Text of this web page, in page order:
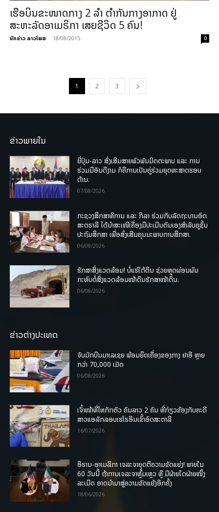
ເຮືອບິນຂະໜາດກາງ 2 ລຳ ຕຳກັນກາງອາກາດ ຢູ່
ສະຫະລັດອາເມຣິກາ ເສຍຊີວິດ 5 ຄົນ!
ນັກຂ່າວ ລາວໂພສ - 18/08/2015 0
1 2 3
ຂ່າວພາຍໃນ
ຍີ່ປຸ່ນ-ລາວ ສົ່ງເສີມສາຍພົວພັນມິດຕະພາບ ແລະ ການ
ຮ່ວມມືອັນດີງາມ ກໍຄືການເປັນຄູ່ຮ່ວມຍຸດທະສາດຮອບ
ດ້ານ.
07/08/2026
ກະຊວງສຶກສາທິການ ແລະ ກິລາ ຮ່ວມກັບລັດຖະບານອົດ
ສະຕຣາລີ ໄດ້ນຳສະເໜີເຄື່ອງມືປະເມີນຕົນເອງສຳລັບຄູຊັ້ນ
ປະຖົມສຶກສາ ເພື່ອສົ່ງເສີມຄຸນນະພາບການສຶກສາ.
06/08/2026
ຮັກສາສິ່ງແວດລ້ອມ! ບໍ່ແຮ່ໃຕ້ດິນ ຊ່ວຍຫຼຸດຜ່ອນຜົນ
ກະທົບຕໍ່ສິ່ງແວດລ້ອມໜ້າດິນຮັກສາໜ້າດິນ.
06/08/2026
ຂ່າວຕ່າງປະເທດ
ຈັບນັກບິນມາເລເຊຍ ພ້ອມຍຶດເຄື່ອງຂອງກາງ ຢາອີ ຫຼາຍ
ກວ່າ 70,000 ເມັດ
06/08/2026
ເຈົ້າໜ້າທີ່ໄທກັກຕົວ ຄົນລາວ 2 ຄົນ ທີ່ກ່ຽວຂ້ອງກັບຄະດີ
ສາວແອລັກລອບເຮໂຣອີນເຂົ້າອົດສະຕາລີ
16/07/2026
ອີຣານ-ອາເມລິກາ ເຈລະຈາຍຸດຕິຄວາມຂັດແຍ່ງ! ພາຍໃນ
60 ວັນນີ້ ຖ້າການເຈລະຈາຫຼົ້ມເຫຼວ ຫຼື ມີຝ່າຍໃດຝ່າຍໜຶ່ງ
ລະເມີດ ອາດນໍາມາສູ່ຄວາມຂັດແຍ້ງອີກຄັ້ງ
18/06/2026